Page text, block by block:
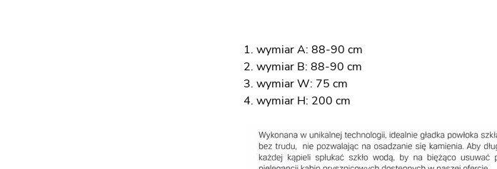
wymiar A: 88-90 cm
wymiar B: 88-90 cm
wymiar W: 75 cm
wymiar H: 200 cm